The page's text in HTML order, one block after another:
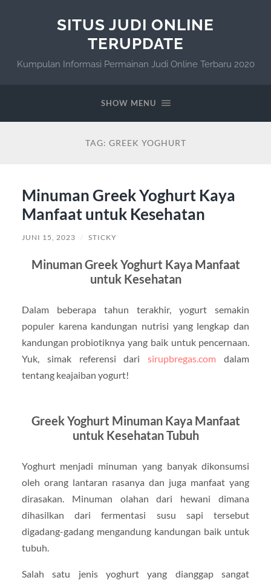
SITUS JUDI ONLINE
TERUPDATE
Kumpulan Informasi Permainan Judi Online Terbaru 2020
SHOW MENU
TAG: GREEK YOGHURT
Minuman Greek Yoghurt Kaya
Manfaat untuk Kesehatan
JUNI 15, 2023 / STICKY
Minuman Greek Yoghurt Kaya Manfaat
untuk Kesehatan
Dalam beberapa tahun terakhir, yogurt semakin
populer karena kandungan nutrisi yang lengkap dan
kandungan probiotiknya yang baik untuk pencernaan.
Yuk, simak referensi darisirupbregas.com dalam
tentang keajaiban yogurt!
Greek Yoghurt Minuman Kaya Manfaat
untuk Kesehatan Tubuh
Yoghurt menjadi minuman yang banyak dikonsumsi
oleh orang lantaran rasanya dan juga manfaat yang
dirasakan. Minuman olahan dari hewani dimana
dihasilkan dari fermentasi susu sapi tersebut
digadang-gadang mengandung kandungan baik untuk
tubuh.
Salah satu jenis yoghurt yang dianggap sangat